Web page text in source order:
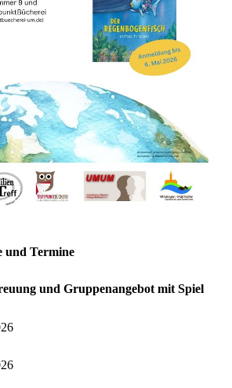
und Termine
und Gruppenangebot mit Spiel